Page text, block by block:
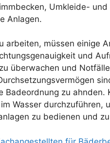
Umkleide-
Anlagen.
arbeiten, müssen einige
und
überwachen und
Badeordnung zu
Wasser durchzuführen,
zu bedienen und